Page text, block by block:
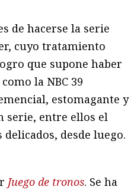
de hacerse la serie
cuyo tratamiento
que supone haber
la NBC 39
estomagante y
serie, entre ellos el
desde luego.
Juego de tronos. Se ha